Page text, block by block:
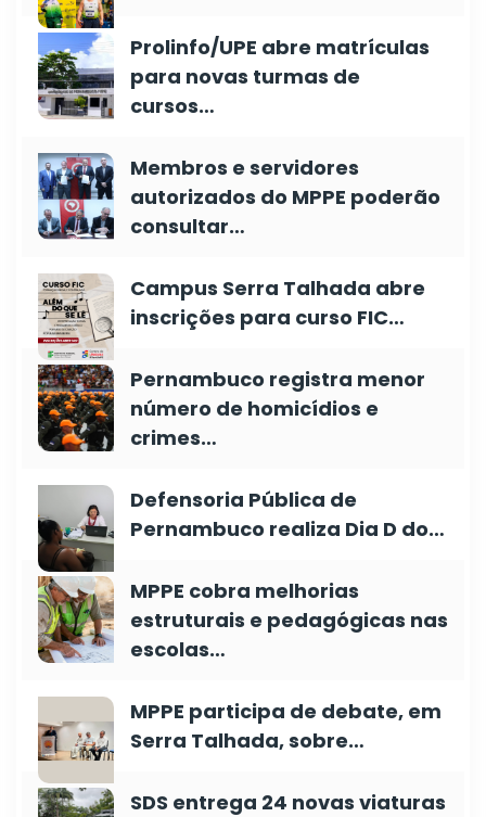
Prolinfo/UPE abre matrículas
para novas turmas de
cursos…
Membros e servidores
autorizados do MPPE poderão
consultar…
Campus Serra Talhada abre
inscrições para curso FIC…
Pernambuco registra menor
número de homicídios e
crimes…
Defensoria Pública de
Pernambuco realiza Dia D do…
MPPE cobra melhorias
estruturais e pedagógicas nas
escolas…
MPPE participa de debate, em
Serra Talhada, sobre…
SDS entrega 24 novas viaturas